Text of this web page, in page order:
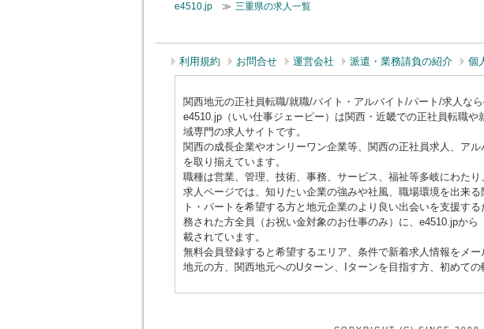
e4510.jp≫ 三重県の求人一覧
利用規約 お問合せ 運営会社 派遣・業務請負の紹介 個
関西地元の正社員転職/就職/バイト・アルバイト/パート/求人な
e4510.jp（いい仕事ジェーピー）は関西・近畿での正社員転職
域専門の求人サイトです。
関西の成長企業やオンリーワン企業等、関西の正社員求人、ア
を取り揃えています。
職種は営業、管理、技術、事務、サービス、福祉等多岐にわた
求人ページでは、知りたい企業の強みや社風、職場環境を出来
ト・パートを希望する方と地元企業のより良い出会いを支援す
務された方全員（お祝い金対象のお仕事のみ）に、e4510.jpか
載されています。
無料会員登録すると希望するエリア、条件で新着求人情報をメー
地元の方、関西地元へのUターン、Iターンを目指す方、初めて